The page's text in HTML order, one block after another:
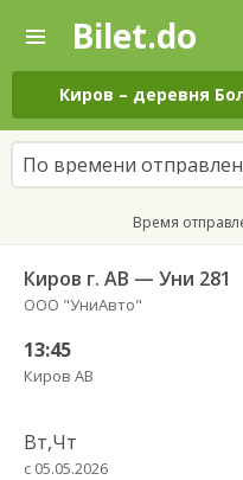
—
Поиск
и
покупка
билетов
на
автобус
онлайн
Bilet.do
Киров – деревня
По времени
Время
Киров г. АВ — Уни 281
ООО "УниАвто"
13:45
Киров АВ
Вт,Чт
с 05.05.2026